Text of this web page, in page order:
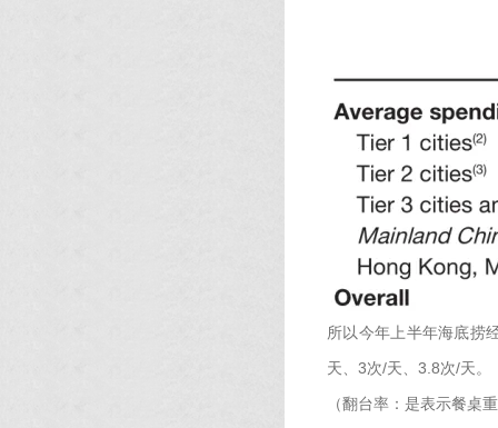
所以今年上半年海底捞
天、3次/天、3.8次/天。
（翻台率：是表示餐桌